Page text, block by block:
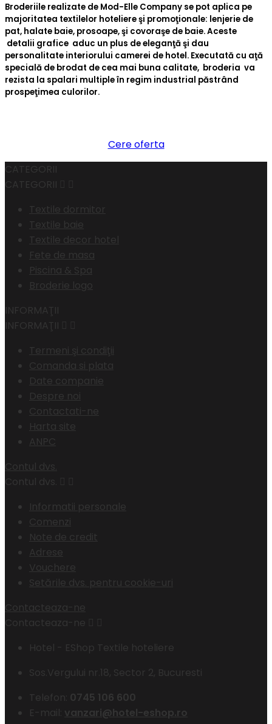
Broderiile realizate de Mod-Elle Company se pot aplica pe
majoritatea textilelor hoteliere şi promoţionale: lenjerie de
pat, halate baie, prosoape, şi covoraşe de baie. Aceste
detalii grafice aduc un plus de eleganţă şi dau
personalitate interiorului camerei de hotel. Executată cu aţă
specială de brodat de cea mai buna calitate, broderia va
rezista la spalari multiple în regim industrial păstrând
prospeţimea culorilor.
Cere oferta
CATEGORII
CATEGORII
Textile dormitor
Textile baie
Textile decor hotel
Fete de masa
Piscina & Spa
Broderie logo
INFORMAŢII
INFORMAŢII
Termeni şi condiţii
Comanda si plata
Date companie
Despre noi
Contactati-ne
Harta site
ANPC
Contul dvs.
Contul dvs.
Informatii personale
Comenzi
Note de credit
Adrese
Vouchere
Setările dvs. pentru cookie-uri
Contacteaza-ne
Contacteaza-ne
Hotel - EShop Textile hoteliere
Sos.Vergului nr.18, Sector 2, Bucuresti
Telefon: 0745 106 600
E-mail: vanzari@hotel-eshop.ro